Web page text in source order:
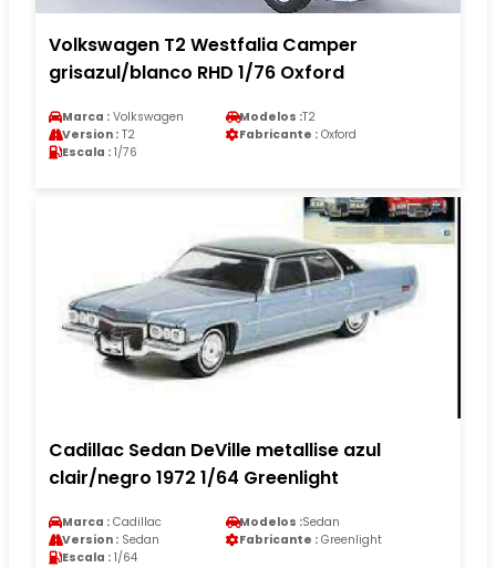
Volkswagen T2 Westfalia Camper
grisazul/blanco RHD 1/76 Oxford
Marca : Volkswagen Modelos :T2
Version : T2 Fabricante : Oxford
Escala : 1/76
Cadillac Sedan DeVille metallise azul
clair/negro 1972 1/64 Greenlight
Marca : Cadillac Modelos :Sedan
Version : Sedan Fabricante : Greenlight
Escala : 1/64